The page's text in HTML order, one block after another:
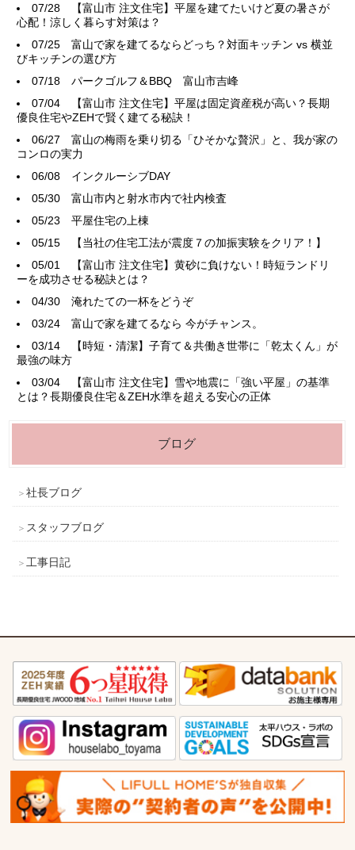
07/28
【富山市 注文住宅】平屋を建てたいけど夏の暑さが
心配！涼しく暮らす対策は？
07/25富山で家を建てるならどっち？対面キッチン vs 横並
びキッチンの選び方
07/18パークゴルフ＆BBQ 富山市吉峰
07/04
【富山市 注文住宅】平屋は固定資産税が高い？長期
優良住宅やZEHで賢く建てる秘訣！
06/27富山の梅雨を乗り切る「ひそかな贅沢」と、我が家の
コンロの実力
06/08 インクルーシブDAY
05/30富山市内と射水市内で社内検査
05/23平屋住宅の上棟
05/15
【当社の住宅工法が震度７の加振実験をクリア！】
05/01
【富山市 注文住宅】黄砂に負けない！時短ランドリ
ーを成功させる秘訣とは？
04/30淹れたての一杯をどうぞ
03/24富山で家を建てるなら 今がチャンス。
03/14
【時短・清潔】子育て＆共働き世帯に「乾太くん」が
最強の味方
03/04
【富山市 注文住宅】雪や地震に「強い平屋」の基準
とは？長期優良住宅＆ZEH水準を超える安心の正体
ブログ
社長ブログ
スタッフブログ
工事日記